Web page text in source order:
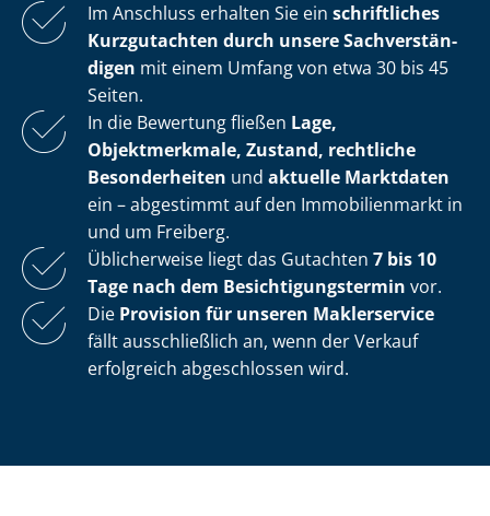
Im Anschluss erhalten Sie ein schriftliches
Kurzgutachten durch unsere Sach­ver­stän­
di­gen mit einem Umfang von etwa 30 bis 45
Seiten.
In die Bewertung fließen Lage,
Objektmerkmale, Zustand, rechtliche
Besonderheiten und aktuelle Marktdaten
ein – abgestimmt auf den Immobilienmarkt in
und um Freiberg.
Üblicherweise liegt das Gutachten 7 bis 10
Tage nach dem Be­sich­ti­gungs­ter­min vor.
Die Provision für unseren Maklerservice
fällt ausschließlich an, wenn der Verkauf
erfolgreich abgeschlossen wird.